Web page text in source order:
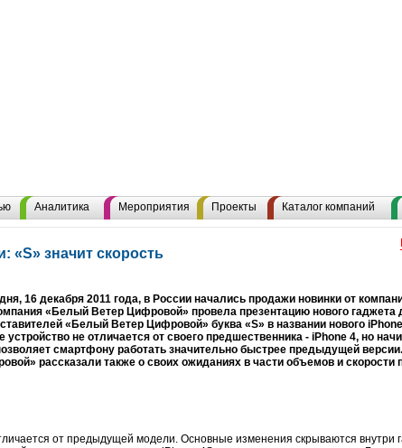
Аналитика Мероприятия Проекты Каталог компаний
«S» значит скорость
16 декабря 2011 года, в России начались продажи новинки от
«Белый Ветер Цифровой» провела презентацию нового гаджета
«Белый Ветер Цифровой» буква «S» в названии нового
устройство не отличается от своего предшественника - iPhone 4, но
смартфону работать значительно быстрее предыдущей
рассказали также о своих ожиданиях в части объемов и скорости
от предыдущей модели. Основные изменения скрываются внутри